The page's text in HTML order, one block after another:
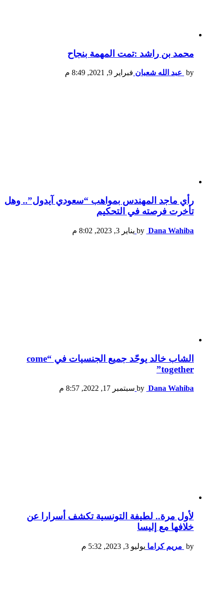
محمد بن راشد :تمت المهمة بنجاح
by عبد الله شعبان فبراير 9, 2021, 8:49 م
رأي ماجد المهندس بمواهب “سعودي آيدول”.. وهل
تأخرت فرصته في التحكيم
by Dana Wahiba يناير 3, 2023, 8:02 م
الشاب خالد يوحّد جميع الجنسيات في “come
together”
by Dana Wahiba سبتمبر 17, 2022, 8:57 م
لأول مرة.. لطيفة التونسية تكشف أسرارا عن
خلافها مع إليسا
by مريم كراما يوليو 3, 2023, 5:32 م